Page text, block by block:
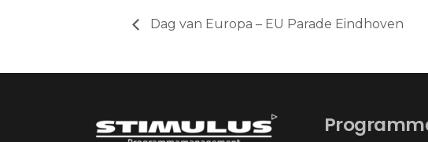
Dag van Europa – EU Parade Eindhoven